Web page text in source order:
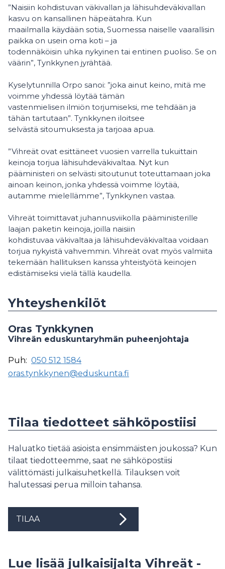
”Naisiin kohdistuvan väkivallan ja lähisuhdeväkivallan
kasvu on kansallinen häpeätahra. Kun
maailmalla käydään sotia, Suomessa naiselle vaarallisin
paikka on usein oma koti – ja
todennäköisin uhka nykyinen tai entinen puoliso. Se on
väärin”, Tynkkynen jyrähtää.
Kyselytunnilla Orpo sanoi: ”joka ainut keino, mitä me
voimme yhdessä löytää tämän
vastenmielisen ilmiön torjumiseksi, me tehdään ja
tähän tartutaan”. Tynkkynen iloitsee
selvästä sitoumuksesta ja tarjoaa apua.
”Vihreät ovat esittäneet vuosien varrella tukuittain
keinoja torjua lähisuhdeväkivaltaa. Nyt kun
pääministeri on selvästi sitoutunut toteuttamaan joka
ainoan keinon, jonka yhdessä voimme löytää,
autamme mielellämme”, Tynkkynen vastaa.
Vihreät toimittavat juhannusviikolla pääministerille
laajan paketin keinoja, joilla naisiin
kohdistuvaa väkivaltaa ja lähisuhdeväkivaltaa voidaan
torjua nykyistä vahvemmin. Vihreät ovat myös valmiita
tekemään hallituksen kanssa yhteistyötä keinojen
edistämiseksi vielä tällä kaudella.
Yhteyshenkilöt
Oras Tynkkynen
Vihreän eduskuntaryhmän puheenjohtaja
Puh: 050 512 1584
oras.tynkkynen@eduskunta.fi
Tilaa tiedotteet sähköpostiisi
Haluatko tietää asioista ensimmäisten joukossa? Kun
tilaat tiedotteemme, saat ne sähköpostiisi
välittömästi julkaisuhetkellä. Tilauksen voit
halutessasi perua milloin tahansa.
TILAA
Lue lisää julkaisijalta Vihreät -